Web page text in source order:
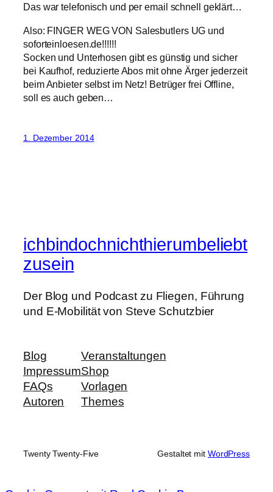
Das war telefonisch und per email schnell geklärt…
Also: FINGER WEG VON Salesbutlers UG und
soforteinloesen.de!!!!!!
Socken und Unterhosen gibt es günstig und sicher
bei Kaufhof, reduzierte Abos mit ohne Ärger jederzeit
beim Anbieter selbst im Netz! Betrüger frei Offline,
soll es auch geben…
1. Dezember 2014
ichbindochnichthierumbeliebt
zusein
Der Blog und Podcast zu Fliegen, Führung
und E-Mobilität von Steve Schutzbier
Blog
Impressum
FAQs
Autoren
Veranstaltungen
Shop
Vorlagen
Themes
Twenty Twenty-Five Gestaltet mit WordPress